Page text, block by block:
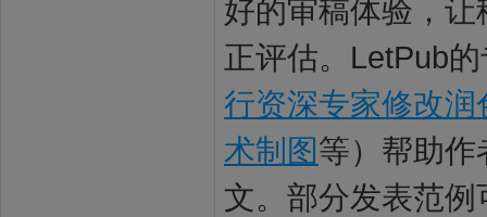
好的审稿体验，
正评估。LetPub
行资深专家修改润
术制图等）帮助作
文。部分发表范例